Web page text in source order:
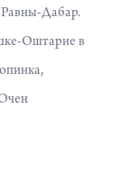
Равны-Дабар.
Оштарие в